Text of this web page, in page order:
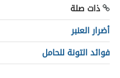
ذات صلة
أضرار العنبر
فوائد التونة للحامل